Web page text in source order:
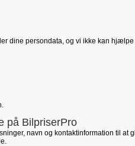
dine persondata, og vi ikke kan
på BilpriserPro
navn og kontaktinformation til at